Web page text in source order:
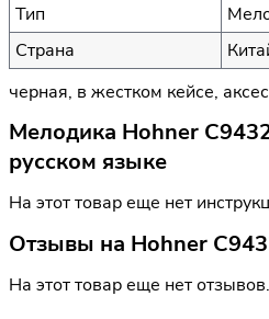
Тип
Страна
черная, в жестком кейсе,
Мелодика Hohner
русском языке
На этот товар еще нет
Отзывы на Hohner
На этот товар еще нет отзывов.